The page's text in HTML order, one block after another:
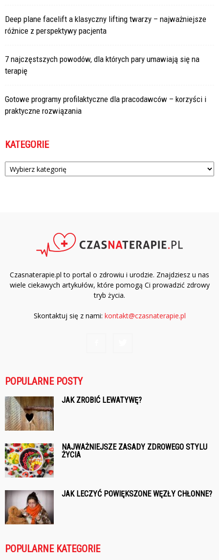
Deep plane facelift a klasyczny lifting twarzy – najważniejsze
różnice z perspektywy pacjenta
7 najczęstszych powodów, dla których pary umawiają się na
terapię
Gotowe programy profilaktyczne dla pracodawców – korzyści i
praktyczne rozwiązania
KATEGORIE
Kategorie
Czasnaterapie.pl to portal o zdrowiu i urodzie. Znajdziesz u nas
wiele ciekawych artykułów, które pomogą Ci prowadzić zdrowy
tryb życia.
Skontaktuj się z nami: kontakt@czasnaterapie.pl
POPULARNE POSTY
JAK ZROBIĆ LEWATYWĘ?
NAJWAŻNIEJSZE ZASADY ZDROWEGO STYLU
ŻYCIA
JAK LECZYĆ POWIĘKSZONE WĘZŁY CHŁONNE?
POPULARNE KATEGORIE